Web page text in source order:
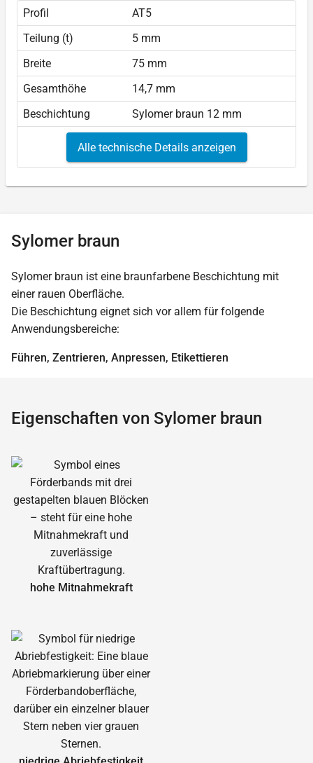
Profil
AT5
Teilung (t)
5 mm
Breite
75 mm
Gesamthöhe
14,7 mm
Beschichtung
Sylomer braun 12 mm
Alle technische Details anzeigen
Sylomer braun
Sylomer braun ist eine braunfarbene Beschichtung mit
einer rauen Oberfläche.
Die Beschichtung eignet sich vor allem für folgende
Anwendungsbereiche:
Führen, Zentrieren, Anpressen, Etikettieren
Eigenschaften von Sylomer braun
hohe Mitnahmekraft